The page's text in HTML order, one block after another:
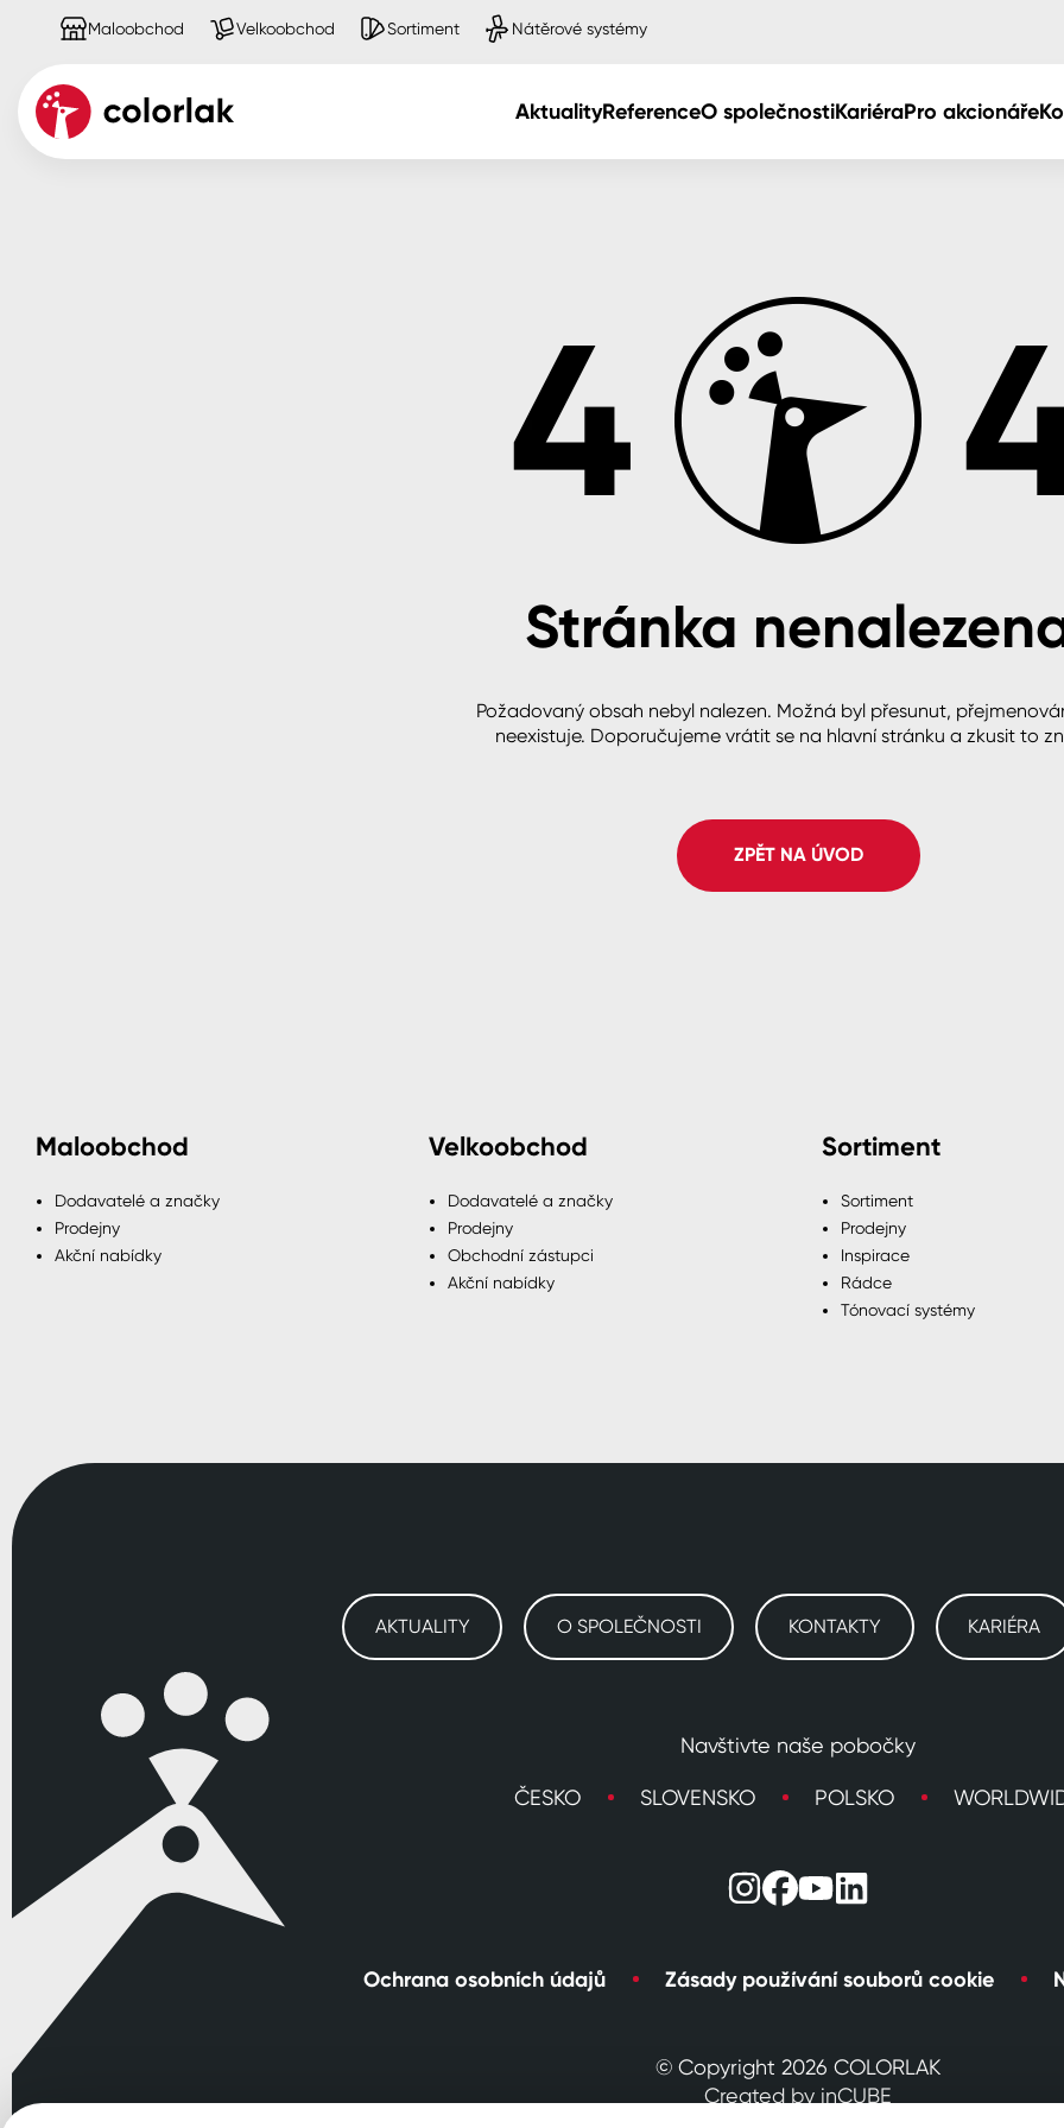
Maloobchod Velkoobchod Sortiment Nátěrové systémy
AktualityReferenceO společnostiKariéraPro akcionáře
Ředidla, tužidla, čističe, technickéStránka
Požadovaný obsah nebyl nalezen. Možná byl přesunut,
neexistuje. Doporučujeme vrátit se na hlavní stránku a zkusit to
ZPĚT NA ÚVOD
Maloobchod
Dodavatelé a značky
Prodejny
Akční nabídky
Velkoobchod
Dodavatelé a značky
Prodejny
Obchodní zástupci
Akční nabídky
Sortiment
Sortiment
Prodejny
Inspirace
Rádce
Tónovací systémy
AKTUALITY O SPOLEČNOSTI KONTAKTY KARIÉRA
Navštivte naše pobočky
ČESKO SLOVENSKO POLSKO
Ochrana osobních údajů Zásady používání souborů cookie
© Copyright 2026 COLORLAK
Created by inCUBE